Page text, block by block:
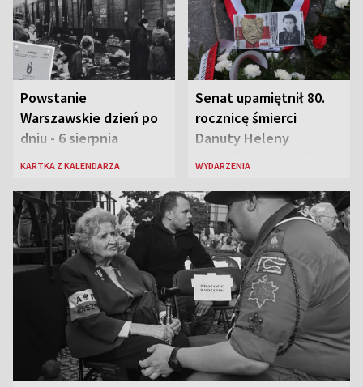
Powstanie
Warszawskie dzień po
dniu - 6 sierpnia
KARTKA Z KALENDARZA
Senat upamiętnił 80.
rocznicę śmierci
Danuty Heleny
Siedzikówny „Inki”
WYDARZENIA